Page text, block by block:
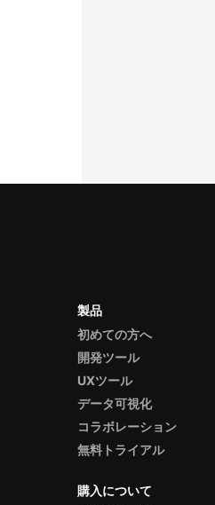
製品
初めての方へ
開発ツール
UXツール
データ可視化
コラボレーション
無料トライアル
購入について